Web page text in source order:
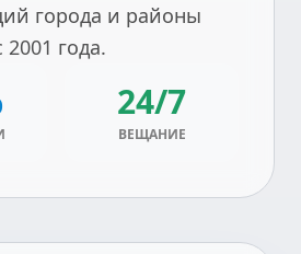
города и районы
года.
24/7
ВЕЩАНИЕ